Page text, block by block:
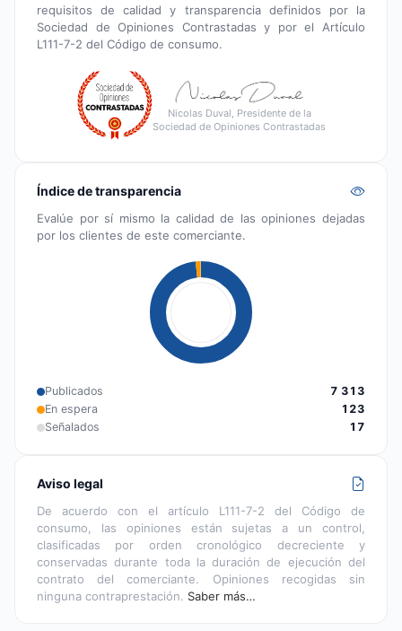
requisitos de calidad y transparencia definidos por la
Sociedad de Opiniones Contrastadas y por el Artículo
L111-7-2 del Código de consumo.
Nicolas Duval, Presidente de la
Sociedad de Opiniones Contrastadas
Índice de transparencia
Evalúe por sí mismo la calidad de las opiniones dejadas
por los clientes de este comerciante.
Publicados
7 313
En espera
123
Señalados
17
Aviso legal
De acuerdo con el artículo L111-7-2 del Código de
consumo, las opiniones están sujetas a un control,
clasificadas por orden cronológico decreciente y
conservadas durante toda la duración de ejecución del
contrato del comerciante. Opiniones recogidas sin
ninguna contraprestación. Saber más…